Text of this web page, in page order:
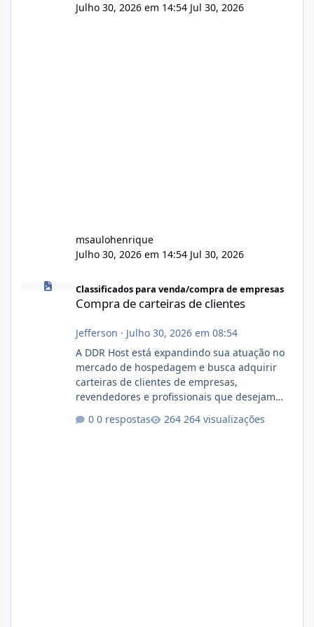
Julho 30, 2026 em 14:54 Jul 30, 2026
msaulohenrique
Julho 30, 2026 em 14:54 Jul 30, 2026
Compra de carteiras de clientes
Classificados para venda/compra de empresas
Compra de carteiras de clientes
Jefferson · Julho 30, 2026 em 08:54
A DDR Host está expandindo sua atuação no
mercado de hospedagem e busca adquirir
carteiras de clientes de empresas,
revendedores e profissionais que desejam
operação. Se você possui clientes ativos de
0 respostas 264 visualizações